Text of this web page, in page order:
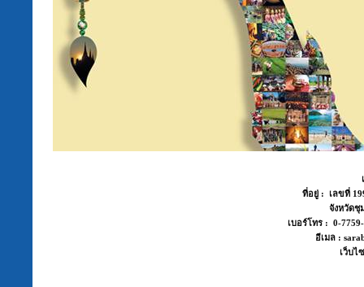
ที่อยู่ : เลขที่
จังหวัด
เบอร์โทร : 0-
อีเมล :
เว็บไ